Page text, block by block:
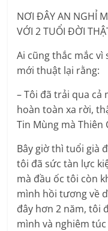
NƠI ĐÂY AN NGHỈ
VỚI 2 TUỔI ĐỜI
Ai cũng thắc mắc
mới thuật lại rằng:
– Tôi đã trải qua cả
hoàn toàn xa rời,
Tin Mùng mà Thiên
Bây giờ thì tuổi già
tôi đã sức tàn lực
mà đầu ốc tôi còn
mình hồi tương về
đây hơn 2 năm, tôi
mình và nghiêm